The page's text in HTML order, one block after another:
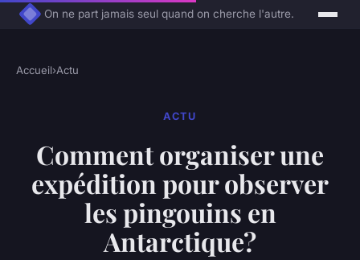
On ne part jamais seul quand on cherche l'autre.
Accueil›Actu
ACTU
Comment organiser une
expédition pour observer
les pingouins en
Antarctique?